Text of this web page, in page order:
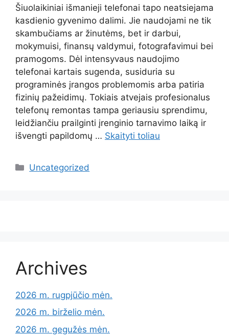
Šiuolaikiniai išmanieji telefonai tapo neatsiejama
kasdienio gyvenimo dalimi. Jie naudojami ne tik
skambučiams ar žinutėms, bet ir darbui,
mokymuisi, finansų valdymui, fotografavimui bei
pramogoms. Dėl intensyvaus naudojimo
telefonai kartais sugenda, susiduria su
programinės įrangos problemomis arba patiria
fizinių pažeidimų. Tokiais atvejais profesionalus
telefonų remontas tampa geriausiu sprendimu,
leidžiančiu prailginti įrenginio tarnavimo laiką ir
išvengti papildomų … Skaityti toliau
Kategorijos
Uncategorized
Archives
2026 m. rugpjūčio mėn.
2026 m. birželio mėn.
2026 m. gegužės mėn.